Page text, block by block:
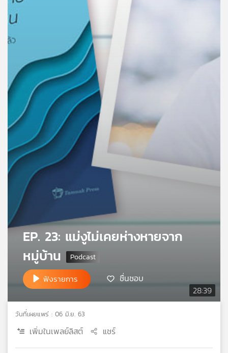
ข่าว
และ
กิจกรรม
เกี่ยว
เรา
เครือ
ข่าย
วิทยุ
ไทย
เครือ
ข่าย
28:39
EP. 23: แม่งูไม่เคยห่างหายจาก
หมู่บ้าน
ฟังรายการ ชื่นชอบ
วันที่เผยแพร่ : 06 มิ.ย. 63
เพิ่มในเพลย์ลิสต์ แชร์